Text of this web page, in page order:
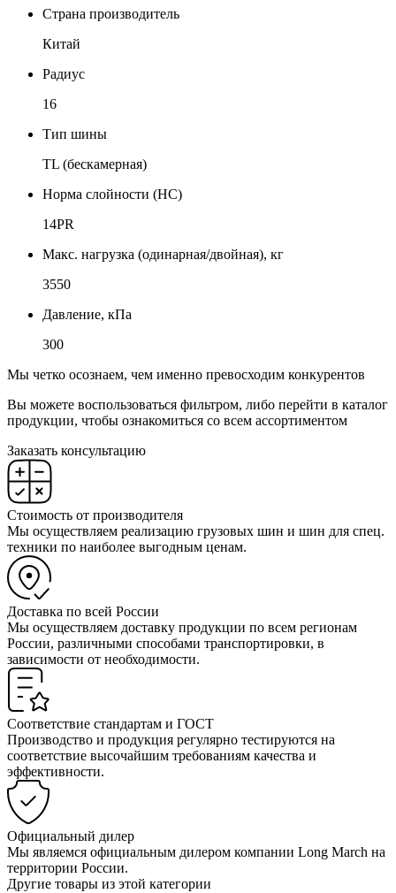
Страна производитель
Китай
Радиус
16
Тип шины
TL (бескамерная)
Норма слойности (НС)
14PR
Макс. нагрузка (одинарная/двойная), кг
3550
Давление, кПа
300
Мы четко осознаем, чем именно превосходим конкурентов
Вы можете воспользоваться фильтром, либо перейти в каталог
продукции, чтобы ознакомиться со всем ассортиментом
Заказать консультацию
Стоимость от производителя
Мы осуществляем реализацию грузовых шин и шин для спец.
техники по наиболее выгодным ценам.
Доставка по всей России
Мы осуществляем доставку продукции по всем регионам
России, различными способами транспортировки, в
зависимости от необходимости.
Соответствие стандартам и ГОСТ
Производство и продукция регулярно тестируются на
соответствие высочайшим требованиям качества и
эффективности.
Официальный дилер
Мы являемся официальным дилером компании Long March на
территории России.
Другие товары из этой категории